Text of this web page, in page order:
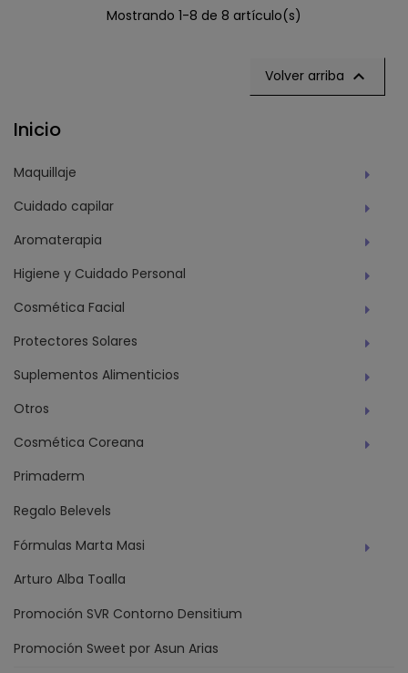
Inicio
Maquillaje
Cuidado capilar
Aromaterapia
Higiene y Cuidado Personal
Cosmética Facial
Protectores Solares
Suplementos Alimenticios
Otros
Cosmética Coreana
Primaderm
Regalo Belevels
Fórmulas Marta Masi
Arturo Alba Toalla
Promoción SVR Contorno Densitium
Promoción Sweet por Asun Arias
Mostrando 1-8 de 8 artículo(s)
Volver arriba 